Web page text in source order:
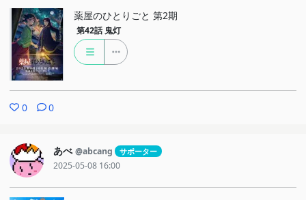
薬屋のひとりごと 第2期
第42話 鬼灯
0 0
あべ @abcang サポーター
2025-05-08 16:00